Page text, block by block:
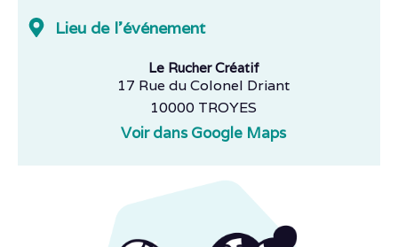
Lieu de l'événement
Le Rucher Créatif
17 Rue du Colonel Driant
10000 TROYES
Voir dans Google Maps